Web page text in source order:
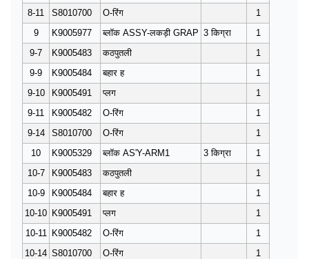
8-11
S8010700 O-रिंग
1
9
K9005977 ब्लॉक ASSY-लकड़ी GRAP 3 किग्रा
1
9-7
K9005483 कठपुतली
1
9-9
K9005484 बहार ह
1
9-10
K9005491 प्लग
1
9-11
K9005482 O-रिंग
1
9-14
S8010700 O-रिंग
1
10
K9005329 ब्लॉक AS'Y-ARM1 3 किग्रा
1
10-7
K9005483 कठपुतली
1
10-9
K9005484 बहार ह
1
10-10 K9005491 प्लग
1
10-11
K9005482 O-रिंग
1
10-14 S8010700 O-रिंग
1